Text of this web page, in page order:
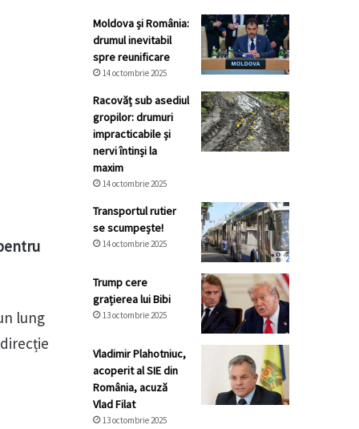
lung
Moldova și România:
drumul inevitabil
spre reunificare
14 octombrie 2025
Racovăț sub asediul
gropilor: drumuri
impracticabile și
nervi întinși la
maxim
14 octombrie 2025
Transportul rutier
se scumpește!
14 octombrie 2025
Trump cere
grațierea lui Bibi
13 octombrie 2025
Vladimir Plahotniuc,
acoperit al SIE din
România, acuză
Vlad Filat
13 octombrie 2025